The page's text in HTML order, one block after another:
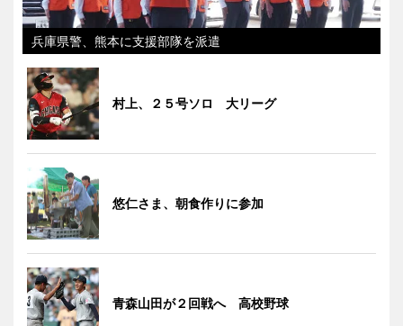
兵庫県警、熊本に支援部隊を派遣
村上、２５号ソロ 大リーグ
悠仁さま、朝食作りに参加
青森山田が２回戦へ 高校野球